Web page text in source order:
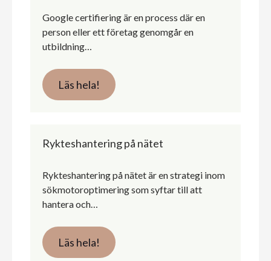
Google certifiering är en process där en
person eller ett företag genomgår en
utbildning…
Läs hela!
Rykteshantering på nätet
Rykteshantering på nätet är en strategi inom
sökmotoroptimering som syftar till att
hantera och…
Läs hela!